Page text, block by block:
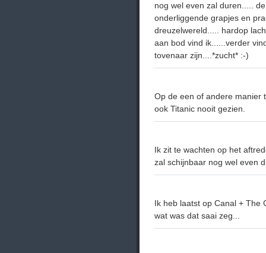
nog wel even zal duren.....
onderliggende grapjes en
dreuzelwereld..... hardop
aan bod vind ik......verder
tovenaar zijn....*zucht* :-)
Op de een of andere manier
ook Titanic nooit gezien.
Ik zit te wachten op het
zal schijnbaar nog wel even
Ik heb laatst op Canal + The
wat was dat saai zeg...